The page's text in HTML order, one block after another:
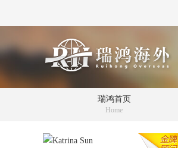
瑞鸿首页
Home